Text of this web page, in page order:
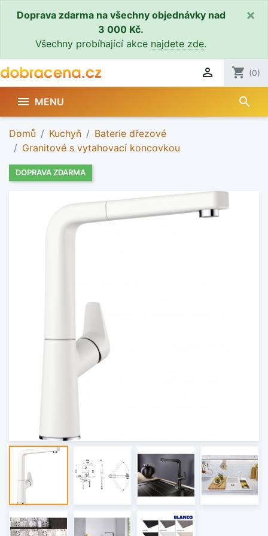
Doprava zdarma na všechny objednávky nad
3 000 Kč.
Všechny probíhající akce najdete zde.
×
 shopping_cart (0)
 MENU search
Domů Kuchyň
Baterie dřezové
Granitové s vytahovací koncovkou
DOPRAVA ZDARMA